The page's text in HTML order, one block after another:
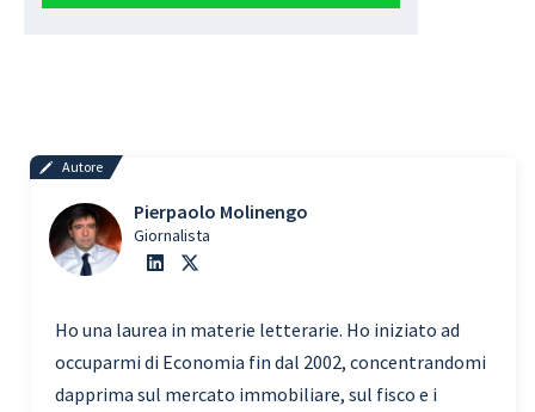
Autore
Pierpaolo Molinengo
Giornalista
Ho una laurea in materie letterarie. Ho iniziato ad
occuparmi di Economia fin dal 2002, concentrandomi
dapprima sul mercato immobiliare, sul fisco e i